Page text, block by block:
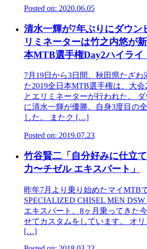
Posted on: 2020.06.05
清水一輝が7年ぶりにダウン
リミネーターは竹之内悠が
本MTB選手権Day2ハイライ
7月19日から3日間、秋田県たざ
た2019全日本MTB選手権は、大
とエリミネーターが行われた。
に清水一輝が優勝。自身3度目の
した。 またク […]
Posted on: 2019.07.23
竹谷賢二「自分好みに仕立
力〜チゼル エキスパート」
昨年7月より乗り始めたマイMTB
SPECIALIZED CHISEL MEN
エキスパート、8ヶ月乗ってきた
せてカスタムをしています。 オ
[…]